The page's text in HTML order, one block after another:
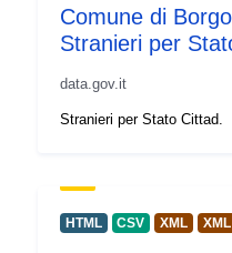
Periodičnost
poslovnega
dogodka:
Comune di
Stranieri per
data.gov.it
Stranieri per Stato Cittad.
HTML CSV XML XML